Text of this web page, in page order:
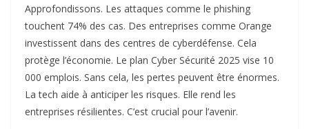
Approfondissons. Les attaques comme le phishing
touchent 74% des cas. Des entreprises comme Orange
investissent dans des centres de cyberdéfense. Cela
protège l’économie. Le plan Cyber Sécurité 2025 vise 10
000 emplois. Sans cela, les pertes peuvent être énormes.
La tech aide à anticiper les risques. Elle rend les
entreprises résilientes. C’est crucial pour l’avenir.